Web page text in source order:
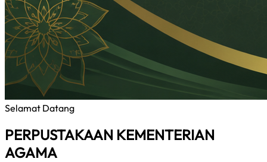
Selamat Datang
PERPUSTAKAAN KEMENTERIAN
AGAMA